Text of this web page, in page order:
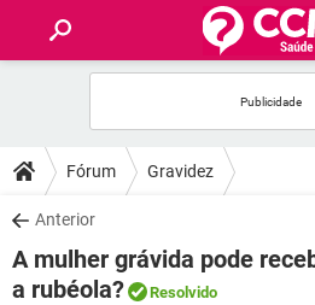
FÓRUM
SAÚDE
FAMÍLIA
Fórum Gravidez
Anterior
A mulher grávida pode
a rubéola?
Resolvido